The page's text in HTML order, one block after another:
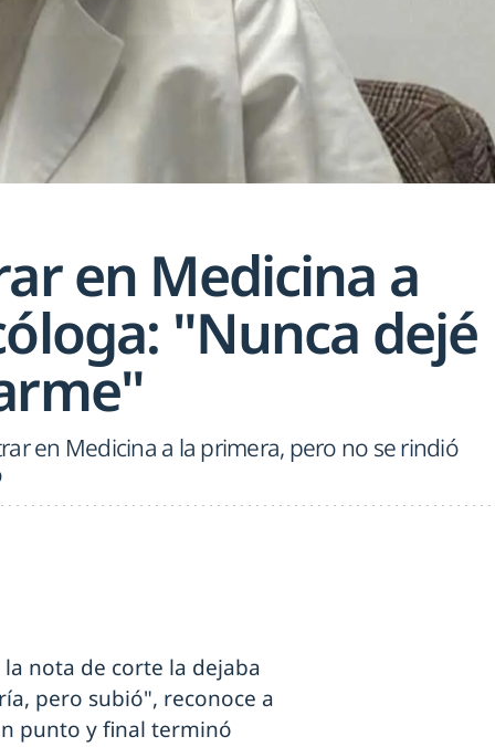
en Medicina a
"Nunca dejé
en Medicina a la primera, pero no se rindió
nota de corte la dejaba
pero subió", reconoce a
punto y final terminó